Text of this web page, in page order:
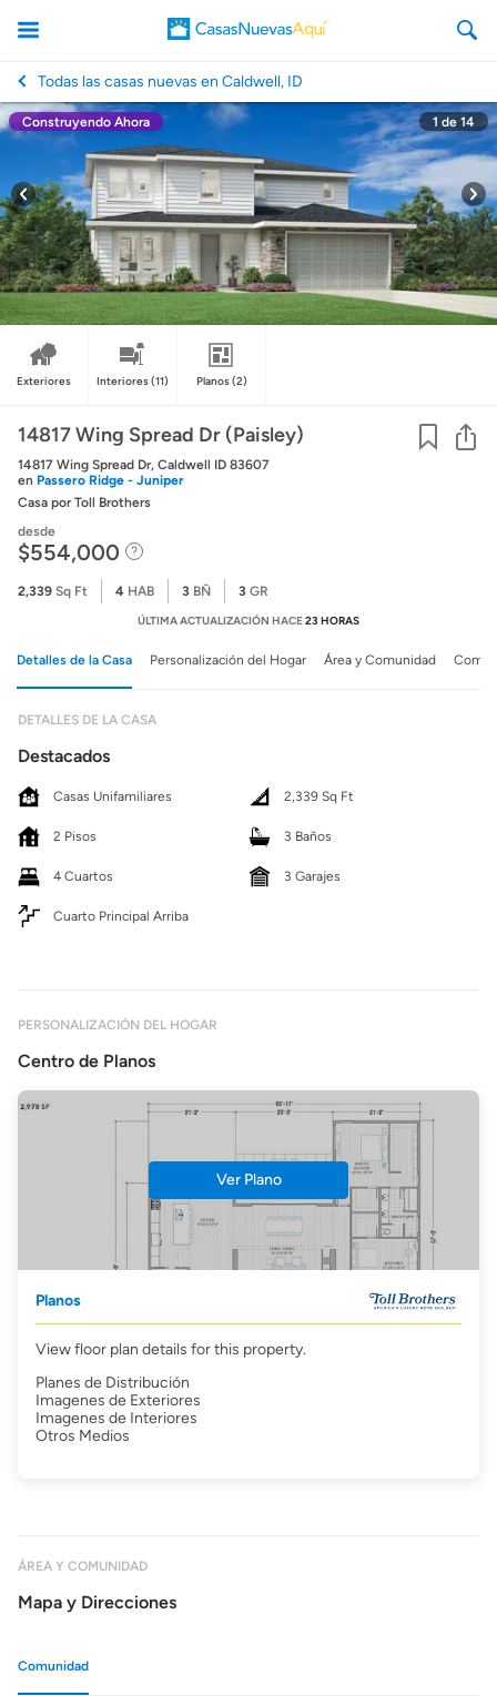
CasasNuevasAqui
Todas las casas nuevas en Caldwell, ID
Construyendo Ahora 1 de 14
Exteriores Interiores(11) Planos(2)
14817 Wing Spread Dr (Paisley)
14817 Wing Spread Dr, Caldwell ID 83607
en Passero Ridge - Juniper
Casa por Toll Brothers
desde
$554,000
2,339 Sq Ft 4 HAB 3 BÑ 3 GR
ÚLTIMA ACTUALIZACIÓN HACE23 HORAS
Detalles de la Casa Personalización del Hogar Área y Comunidad
DETALLES DE LA CASA
Destacados
Casas Unifamiliares 2,339 Sq Ft
2 Pisos 3 Baños
4 Cuartos 3 Garajes
Cuarto Principal Arriba
PERSONALIZACIÓN DEL HOGAR
Centro de Planos
Ver Plano
Planos
View floor plan details for this property.
Planes de Distribución
Imagenes de Exteriores
Imagenes de Interiores
Otros Medios
ÁREA Y COMUNIDAD
Mapa y Direcciones
Comunidad